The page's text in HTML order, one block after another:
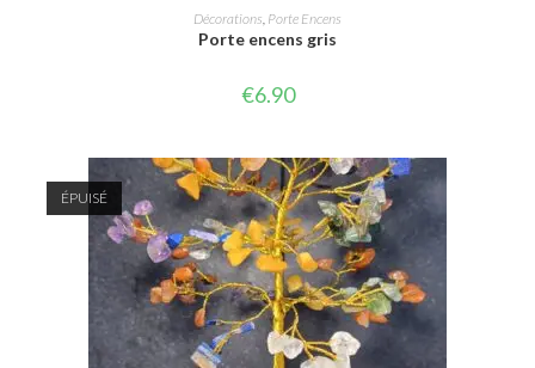
CHOIX DES OPTIONS
Décorations Porte Encens
Porte encens gris
€6.90
ÉPUISÉ